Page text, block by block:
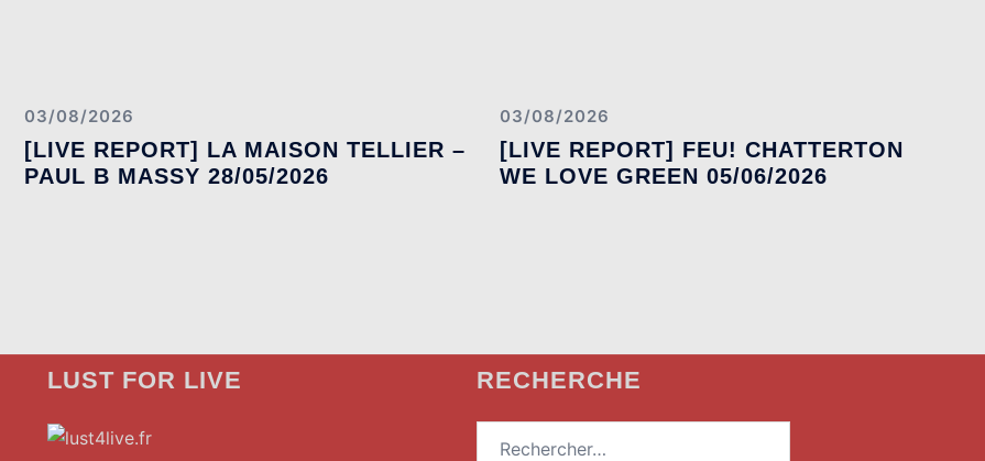
03/08/2026
[LIVE REPORT] LA MAISON TELLIER –
PAUL B MASSY 28/05/2026
03/08/2026
[LIVE REPORT] FEU! CHATTERTON
WE LOVE GREEN 05/06/2026
LUST FOR LIVE RECHERCHE